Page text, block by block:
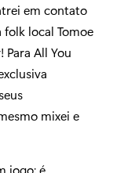
em contato
local Tomoe
All You
mixei e
jogo; é